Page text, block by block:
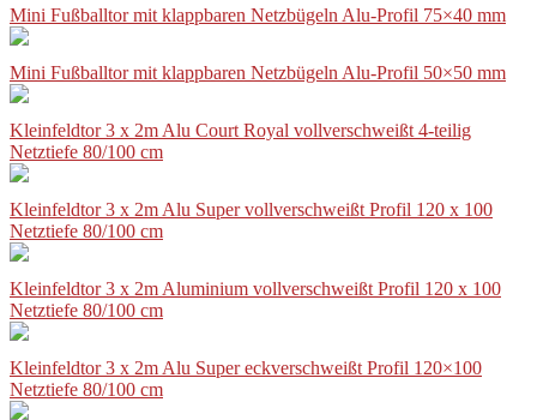
Mini Fußballtor mit klappbaren Netzbügeln Alu-Profil 75×40 mm
Mini Fußballtor mit klappbaren Netzbügeln Alu-Profil 50×50 mm
Kleinfeldtor 3 x 2m Alu Court Royal vollverschweißt 4-teilig
Netztiefe 80/100 cm
Kleinfeldtor 3 x 2m Alu Super vollverschweißt Profil 120 x 100
Netztiefe 80/100 cm
Kleinfeldtor 3 x 2m Aluminium vollverschweißt Profil 120 x 100
Netztiefe 80/100 cm
Kleinfeldtor 3 x 2m Alu Super eckverschweißt Profil 120×100
Netztiefe 80/100 cm